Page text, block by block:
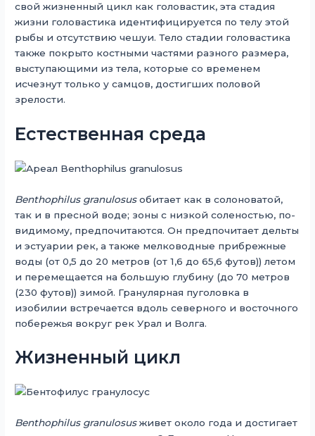
свой жизненный цикл как головастик, эта стадия
жизни головастика идентифицируется по телу этой
рыбы и отсутствию чешуи. Тело стадии головастика
также покрыто костными частями разного размера,
выступающими из тела, которые со временем
исчезнут только у самцов, достигших половой
зрелости.
Естественная среда
Benthophilus granulosusобитает как в солоноватой,
так и в пресной воде; зоны с низкой соленостью, по-
видимому, предпочитаются. Он предпочитает дельты
и эстуарии рек, а также мелководные прибрежные
воды (от 0,5 до 20 метров (от 1,6 до 65,6 футов)) летом
и перемещается на большую глубину (до 70 метров
(230 футов)) зимой. Гранулярная пуголовка в
изобилии встречается вдоль северного и восточного
побережья вокруг рек Урал и Волга.
Жизненный цикл
Benthophilus granulosusживет около года и достигает